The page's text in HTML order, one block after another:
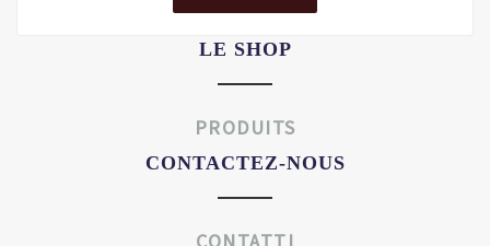
LE SHOP
PRODUITS
CONTACTEZ-NOUS